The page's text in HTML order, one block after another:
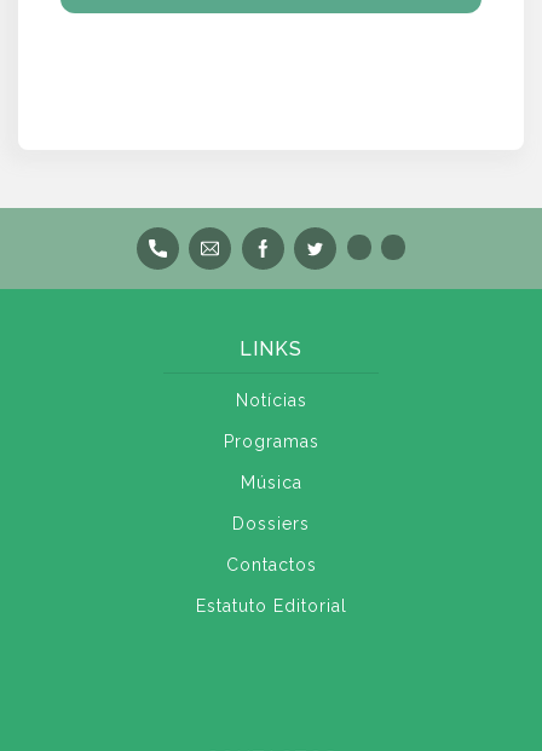
LINKS
Notícias
Programas
Música
Dossiers
Contactos
Estatuto Editorial